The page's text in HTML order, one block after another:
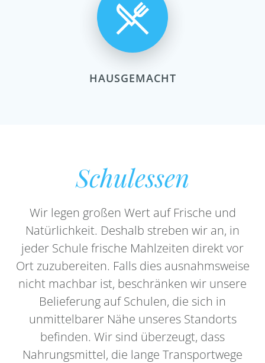
HAUSGEMACHT
Schulessen
Wir legen großen Wert auf Frische und
Natürlichkeit. Deshalb streben wir an, in
jeder Schule frische Mahlzeiten direkt vor
Ort zuzubereiten. Falls dies ausnahmsweise
nicht machbar ist, beschränken wir unsere
Belieferung auf Schulen, die sich in
unmittelbarer Nähe unseres Standorts
befinden. Wir sind überzeugt, dass
Nahrungsmittel, die lange Transportwege